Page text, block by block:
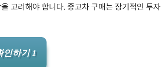
고려해야 합니다. 중고차 구매는 장기적인 투자
인하기 1